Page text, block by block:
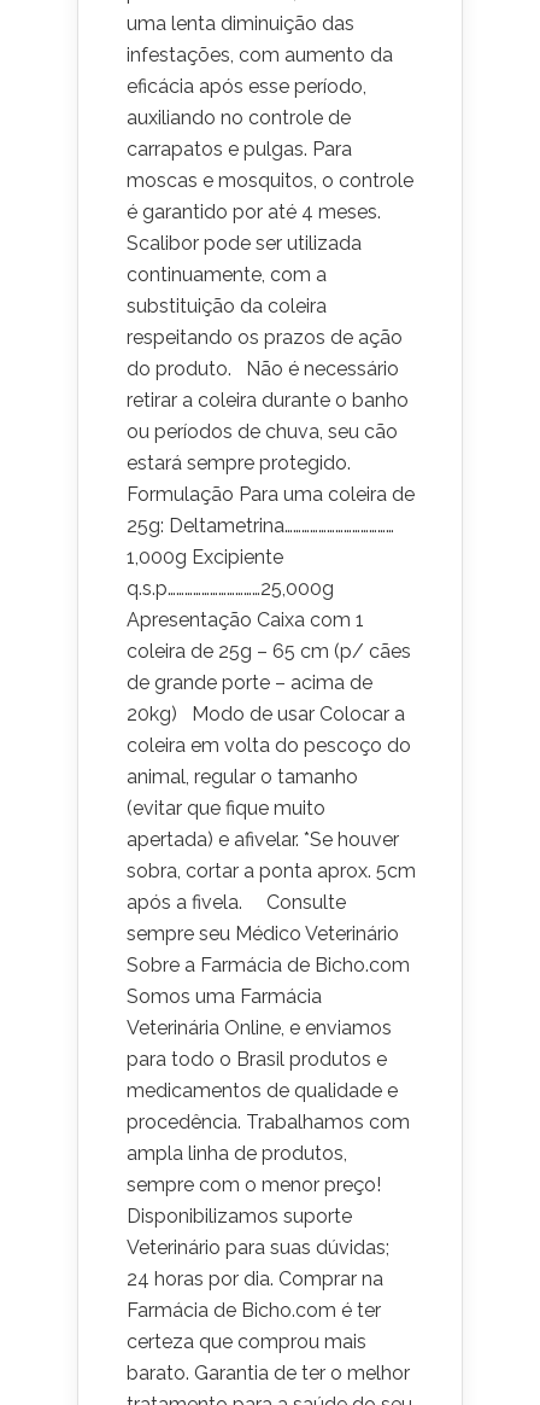
uma lenta diminuição das
infestações, com aumento da
eficácia após esse período,
auxiliando no controle de
carrapatos e pulgas. Para
moscas e mosquitos, o controle
é garantido por até 4 meses.
Scalibor pode ser utilizada
continuamente, com a
substituição da coleira
respeitando os prazos de ação
do produto. Não é necessário
retirar a coleira durante o banho
ou períodos de chuva, seu cão
estará sempre protegido.
Formulação Para uma coleira de
25g: Deltametrina…………………………………
1,000g Excipiente
q.s.p……………………………25,000g
Apresentação Caixa com 1
coleira de 25g – 65 cm (p/ cães
de grande porte – acima de
20kg) Modo de usar Colocar a
coleira em volta do pescoço do
animal, regular o tamanho
(evitar que fique muito
apertada) e afivelar. *Se houver
sobra, cortar a ponta aprox. 5cm
após a fivela. Consulte
sempre seu Médico Veterinário
Sobre a Farmácia de Bicho.com
Somos uma Farmácia
Veterinária Online, e enviamos
para todo o Brasil produtos e
medicamentos de qualidade e
procedência. Trabalhamos com
ampla linha de produtos,
sempre com o menor preço!
Disponibilizamos suporte
Veterinário para suas dúvidas;
24 horas por dia. Comprar na
Farmácia de Bicho.com é ter
certeza que comprou mais
barato. Garantia de ter o melhor